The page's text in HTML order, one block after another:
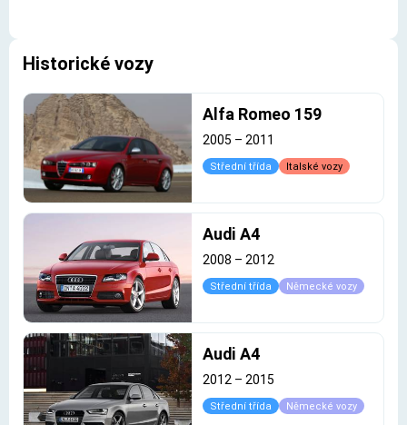
Historické vozy
Alfa Romeo 159
2005 – 2011
Střední třída Italské vozy
Audi A4
2008 – 2012
Střední třída Německé vozy
Audi A4
2012 – 2015
Střední třída Německé vozy